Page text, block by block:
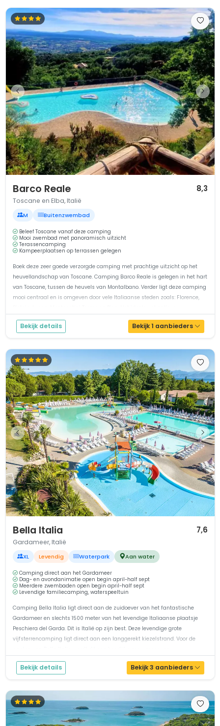
Barco Reale 8,3
Toscane en Elba, Italië
M Buitenzwembad
Beleef Toscane vanaf deze camping
Mooi zwembad met panoramisch uitzicht
Terassencamping
Kampeerplaatsen op terrassen gelegen
Boek deze zeer goede verzorgde camping met prachtige uitzicht op het
heuvellandschap van Toscane. Camping Barco Reale is gelegen in het hart
van Toscane, tussen de heuvels van Montalbano. Verder ligt deze camping
mooi centraal en is omgeven door vele Italiaanse steden zoals: Florence,
Bekijk details Bekijk 1 aanbieders
Bella Italia 7,6
Gardameer, Italië
XL Levendig Waterpark Aan water
Camping direct aan het Gardameer
Dag- en avondanimatie open begin april-half sept
Meerdere zwembaden open begin april-half sept
Levendige familiecamping, waterspeeltuin
Camping Bella Italia ligt direct aan de zuidoever van het fantastische
Gardameer en slechts 1500 meter van het levendige Italiaanse plaatsje
Peschiera del Garda. Dit is Italië op zijn best. Deze levendige grote
vijfsterrencamping ligt direct aan een langgerekt kiezelstrand. Voor de
Bekijk details Bekijk 3 aanbieders